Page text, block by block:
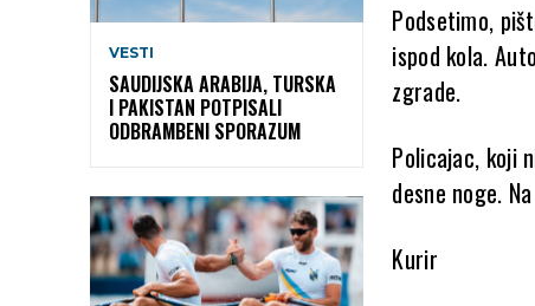
VESTI
SAUDIJSKA ARABIJA, TURSKA
I PAKISTAN POTPISALI
ODBRAMBENI SPORAZUM
Podsetimo,
ispod kola.
zgrade.
Policajac, koji
desne noge.
Kurir